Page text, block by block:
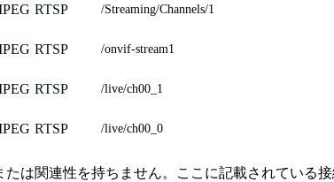
RTSP /Streaming/Channels/1
RTSP /onvif-stream1
RTSP /live/ch00_1
RTSP /live/ch00_0
たは関連性を持ちません。ここに記載されている